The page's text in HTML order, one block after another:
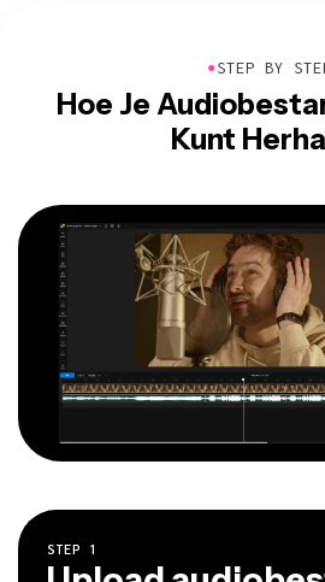
●STEP BY
Hoe Je
Kunt
STEP 1